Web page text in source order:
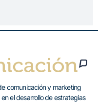
comunicación y marketing
el desarrollo de estrategias